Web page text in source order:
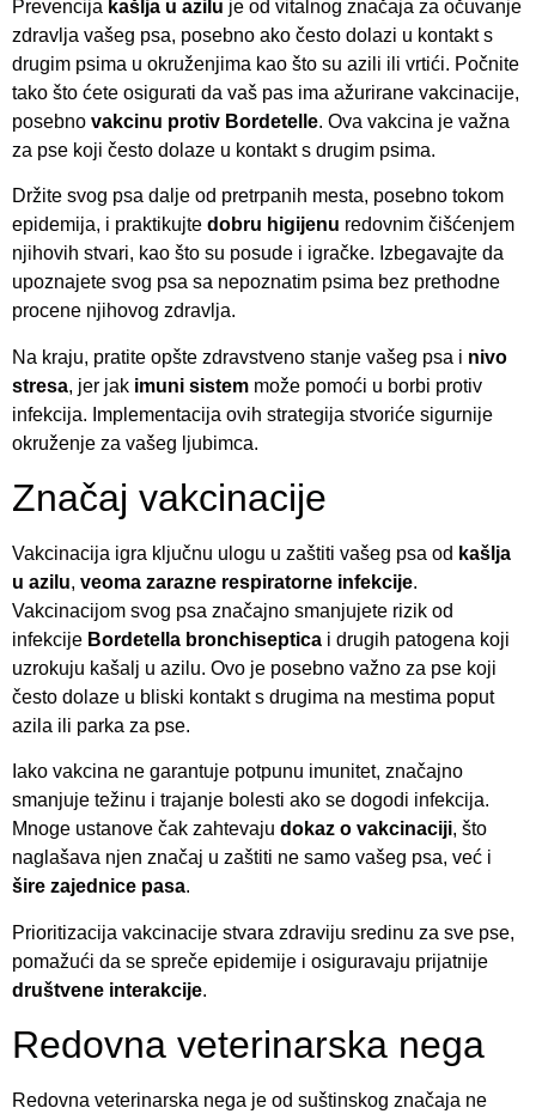
Prevencija kašlja u azilu je od vitalnog značaja za očuvanje
zdravlja vašeg psa, posebno ako često dolazi u kontakt s
drugim psima u okruženjima kao što su azili ili vrtići. Počnite
tako što ćete osigurati da vaš pas ima ažurirane vakcinacije,
posebno vakcinu protiv Bordetelle. Ova vakcina je važna
za pse koji često dolaze u kontakt s drugim psima.
Držite svog psa dalje od pretrpanih mesta, posebno tokom
epidemija, i praktikujte dobru higijenu redovnim čišćenjem
njihovih stvari, kao što su posude i igračke. Izbegavajte da
upoznajete svog psa sa nepoznatim psima bez prethodne
procene njihovog zdravlja.
Na kraju, pratite opšte zdravstveno stanje vašeg psa i nivo
stresa, jer jak imuni sistem može pomoći u borbi protiv
infekcija. Implementacija ovih strategija stvoriće sigurnije
okruženje za vašeg ljubimca.
Značaj vakcinacije
Vakcinacija igra ključnu ulogu u zaštiti vašeg psa od kašlja
u azilu, veoma zarazne respiratorne infekcije.
Vakcinacijom svog psa značajno smanjujete rizik od
infekcije Bordetella bronchiseptica i drugih patogena koji
uzrokuju kašalj u azilu. Ovo je posebno važno za pse koji
često dolaze u bliski kontakt s drugima na mestima poput
azila ili parka za pse.
Iako vakcina ne garantuje potpunu imunitet, značajno
smanjuje težinu i trajanje bolesti ako se dogodi infekcija.
Mnoge ustanove čak zahtevaju dokaz o vakcinaciji, što
naglašava njen značaj u zaštiti ne samo vašeg psa, već i
šire zajednice pasa.
Prioritizacija vakcinacije stvara zdraviju sredinu za sve pse,
pomažući da se spreče epidemije i osiguravaju prijatnije
društvene interakcije.
Redovna veterinarska nega
Redovna veterinarska nega je od suštinskog značaja ne